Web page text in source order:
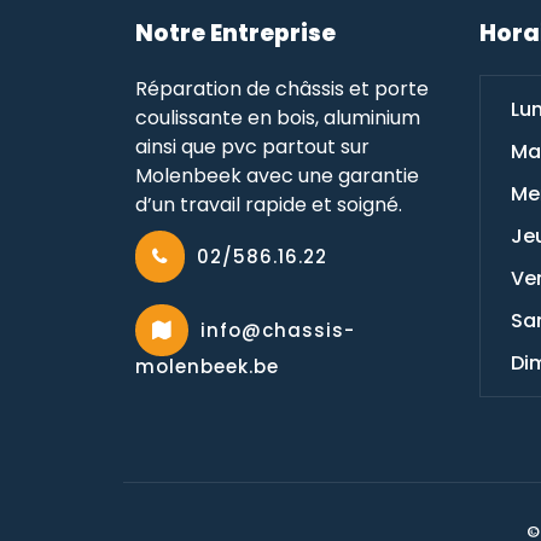
Notre Entreprise
Réparation de châssis et porte
coulissante en bois, aluminium
ainsi que pvc partout sur
Molenbeek avec une garantie
d’un travail rapide et soigné.
02/586.16.22
info@chassis-
molenbeek.be